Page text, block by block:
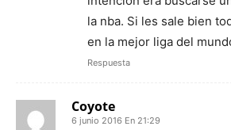
la nba. Si les sale bien
en la mejor liga del
Respuesta
Coyote
6 junio 2016 En 21:29